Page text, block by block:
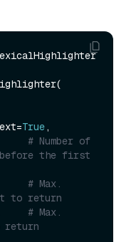
True,
# Number of
before the first
# Max.
to return
# Max.
return